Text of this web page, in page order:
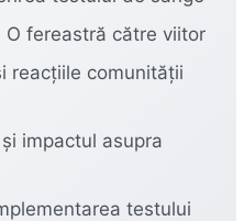
O fereastră către viitor
reacțiile comunității
impactul asupra
testului